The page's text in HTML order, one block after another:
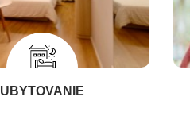
UBYTOVANIE